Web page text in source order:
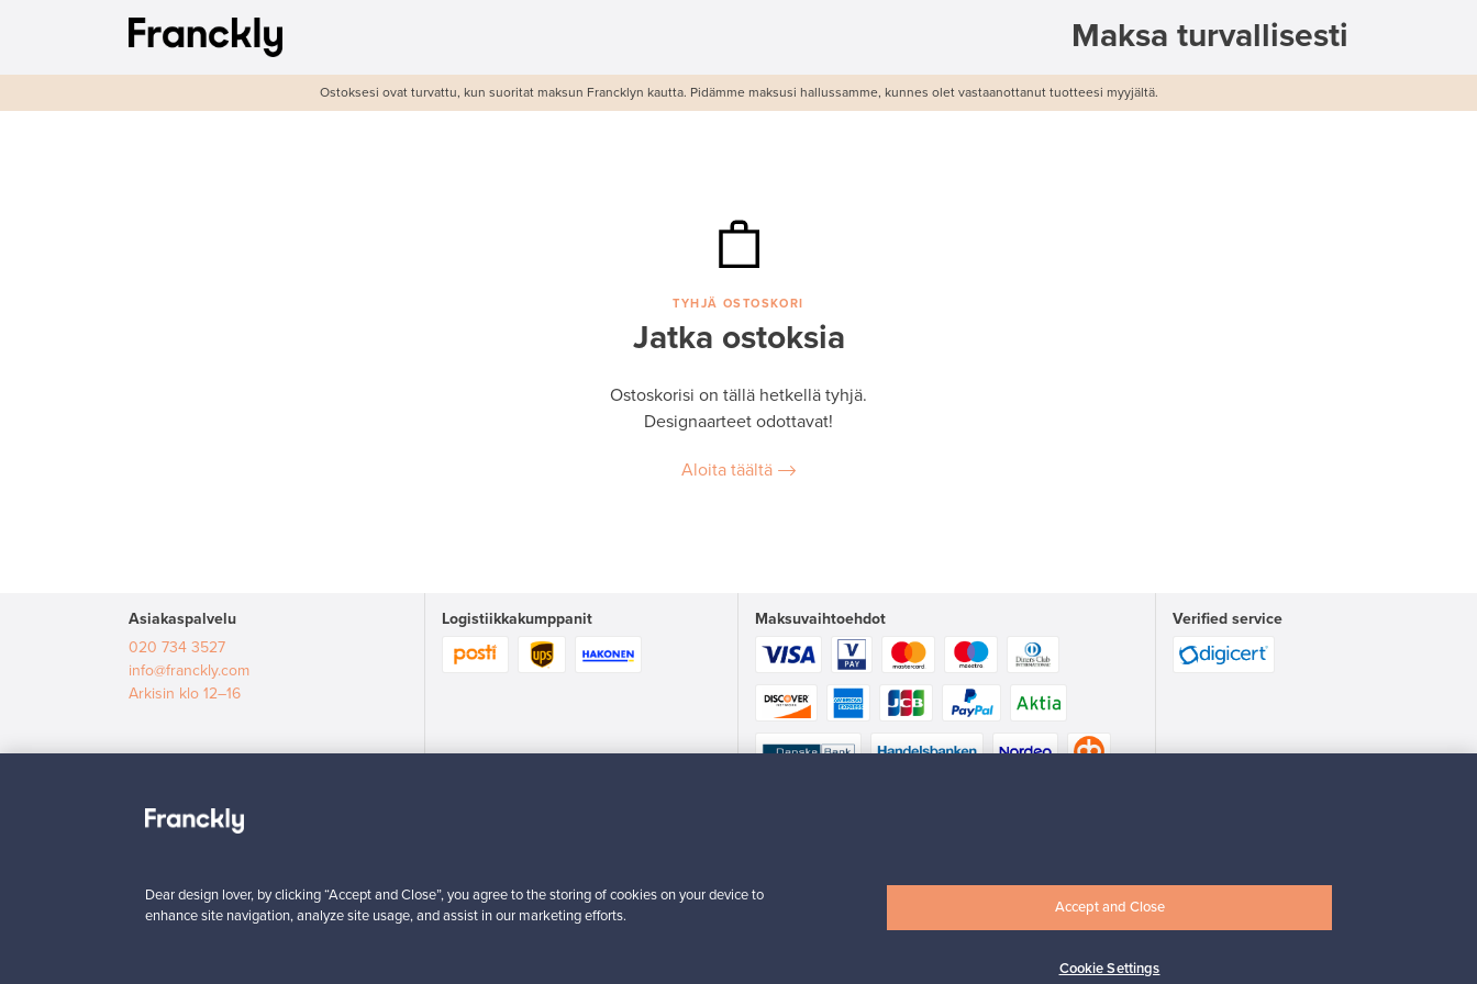
Maksa turvallisesti
Ostoksesi ovat turvattu, kun suoritat maksun Francklyn kautta. Pidämme maksusi hallussamme, kunnes olet vastaanottanut tuotteesi myyjältä.
TYHJÄ OSTOSKORI
Jatka ostoksia
Ostoskorisi on tällä hetkellä tyhjä.
Designaarteet odottavat!
Aloita täältä
Asiakaspalvelu
020 734 3527
info@franckly.com
Arkisin klo 12–16
Logistiikkakumppanit Maksuvaihtoehdot Verified service
Finnish Design Shop Oy 1907012-1 Aviatie 2, 20360 Turku
Dear design lover, by clicking “Accept and Close”, you agree to the storing of cookies on your device to
enhance site navigation, analyze site usage, and assist in our marketing efforts.
Cookie Settings
Accept and Close